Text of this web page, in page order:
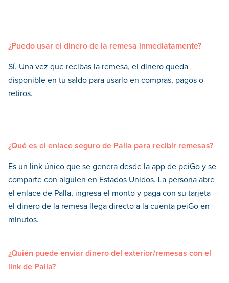
¿Puedo usar el dinero de la remesa inmediatamente?
Sí. Una vez que recibas la remesa, el dinero queda
disponible en tu saldo para usarlo en compras, pagos o
retiros.
¿Qué es el enlace seguro de Palla para recibir remesas?
Es un link único que se genera desde la app de peiGo y se
comparte con alguien en Estados Unidos. La persona abre
el enlace de Palla, ingresa el monto y paga con su tarjeta —
el dinero de la remesa llega directo a la cuenta peiGo en
minutos.
¿Quién puede enviar dinero del exterior/remesas con el
link de Palla?